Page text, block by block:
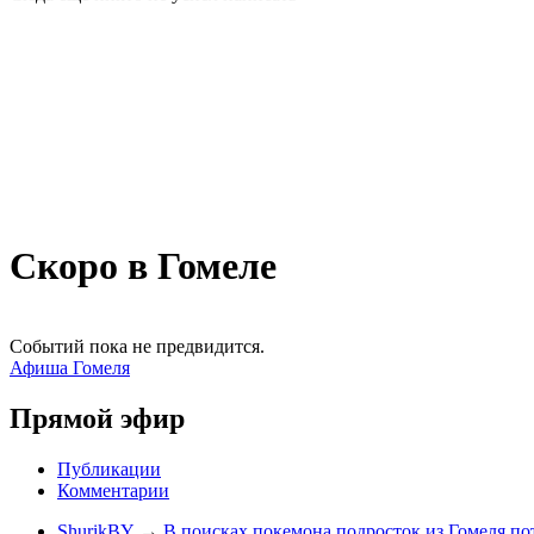
Скоро в Гомеле
Событий пока не предвидится.
Афиша Гомеля
Прямой эфир
Публикации
Комментарии